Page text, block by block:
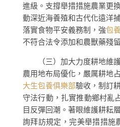
進級。支撐舉措措施農業更
動深近海養殖和古代化遠洋
落實食物平安義務制，強包
不符合法令添加和農獸藥殘
（三）加大力度耕地
農用地布局優化，嚴厲耕地
大生包養俱樂部驗收，制訂
守法行動，扎實推動鄉村亂
目反彈回潮。著眼維護耕耘
詢拜訪規定，完美舉措措施